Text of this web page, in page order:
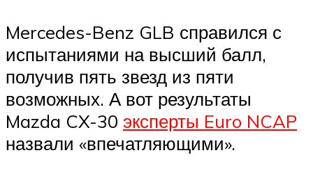
Mercedes-Benz GLB справился с
испытаниями на высший балл,
получив пять звезд из пяти
возможных. А вот результаты
Mazda CX-30 эксперты Euro NCAP
назвали «впечатляющими».